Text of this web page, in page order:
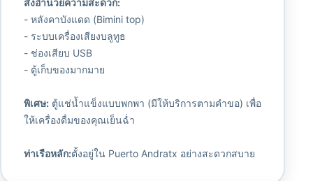
- หลังคาบังแดด (Bimini top)
- ระบบเครื่องเสียงบลูทูธ
- ช่องเสียบ USB
- ตู้เก็บของมากมาย
พิเศษ:ตู้แช่น้ำแข็งแบบพกพา (มีให้บริการตามคำขอ) เพื่อ
ให้เครื่องดื่มของคุณเย็นฉ่ำ
ท่าเรือหลัก:ตั้งอยู่ใน Puerto Andratx อย่างสะดวกสบาย